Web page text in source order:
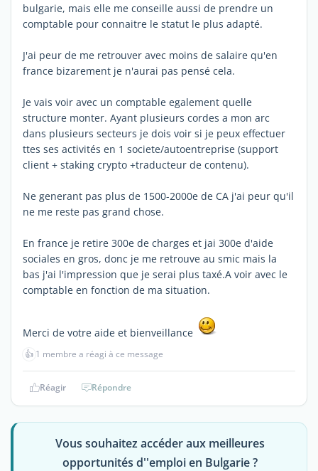
bulgarie, mais elle me conseille aussi de prendre un
comptable pour connaitre le statut le plus adapté.
J'ai peur de me retrouver avec moins de salaire qu'en
france bizarement je n'aurai pas pensé cela.
Je vais voir avec un comptable egalement quelle
structure monter. Ayant plusieurs cordes a mon arc
dans plusieurs secteurs je dois voir si je peux effectuer
ttes ses activités en 1 societe/autoentreprise (support
client + staking crypto +traducteur de contenu).
Ne generant pas plus de 1500-2000e de CA j'ai peur qu'il
ne me reste pas grand chose.
En france je retire 300e de charges et jai 300e d'aide
sociales en gros, donc je me retrouve au smic mais la
bas j'ai l'impression que je serai plus taxé.A voir avec le
comptable en fonction de ma situation.
Merci de votre aide et bienveillance
👍 1 membre a réagi à ce message
Réagir Répondre
Vous souhaitez accéder aux meilleures
opportunités d''emploi en Bulgarie ?